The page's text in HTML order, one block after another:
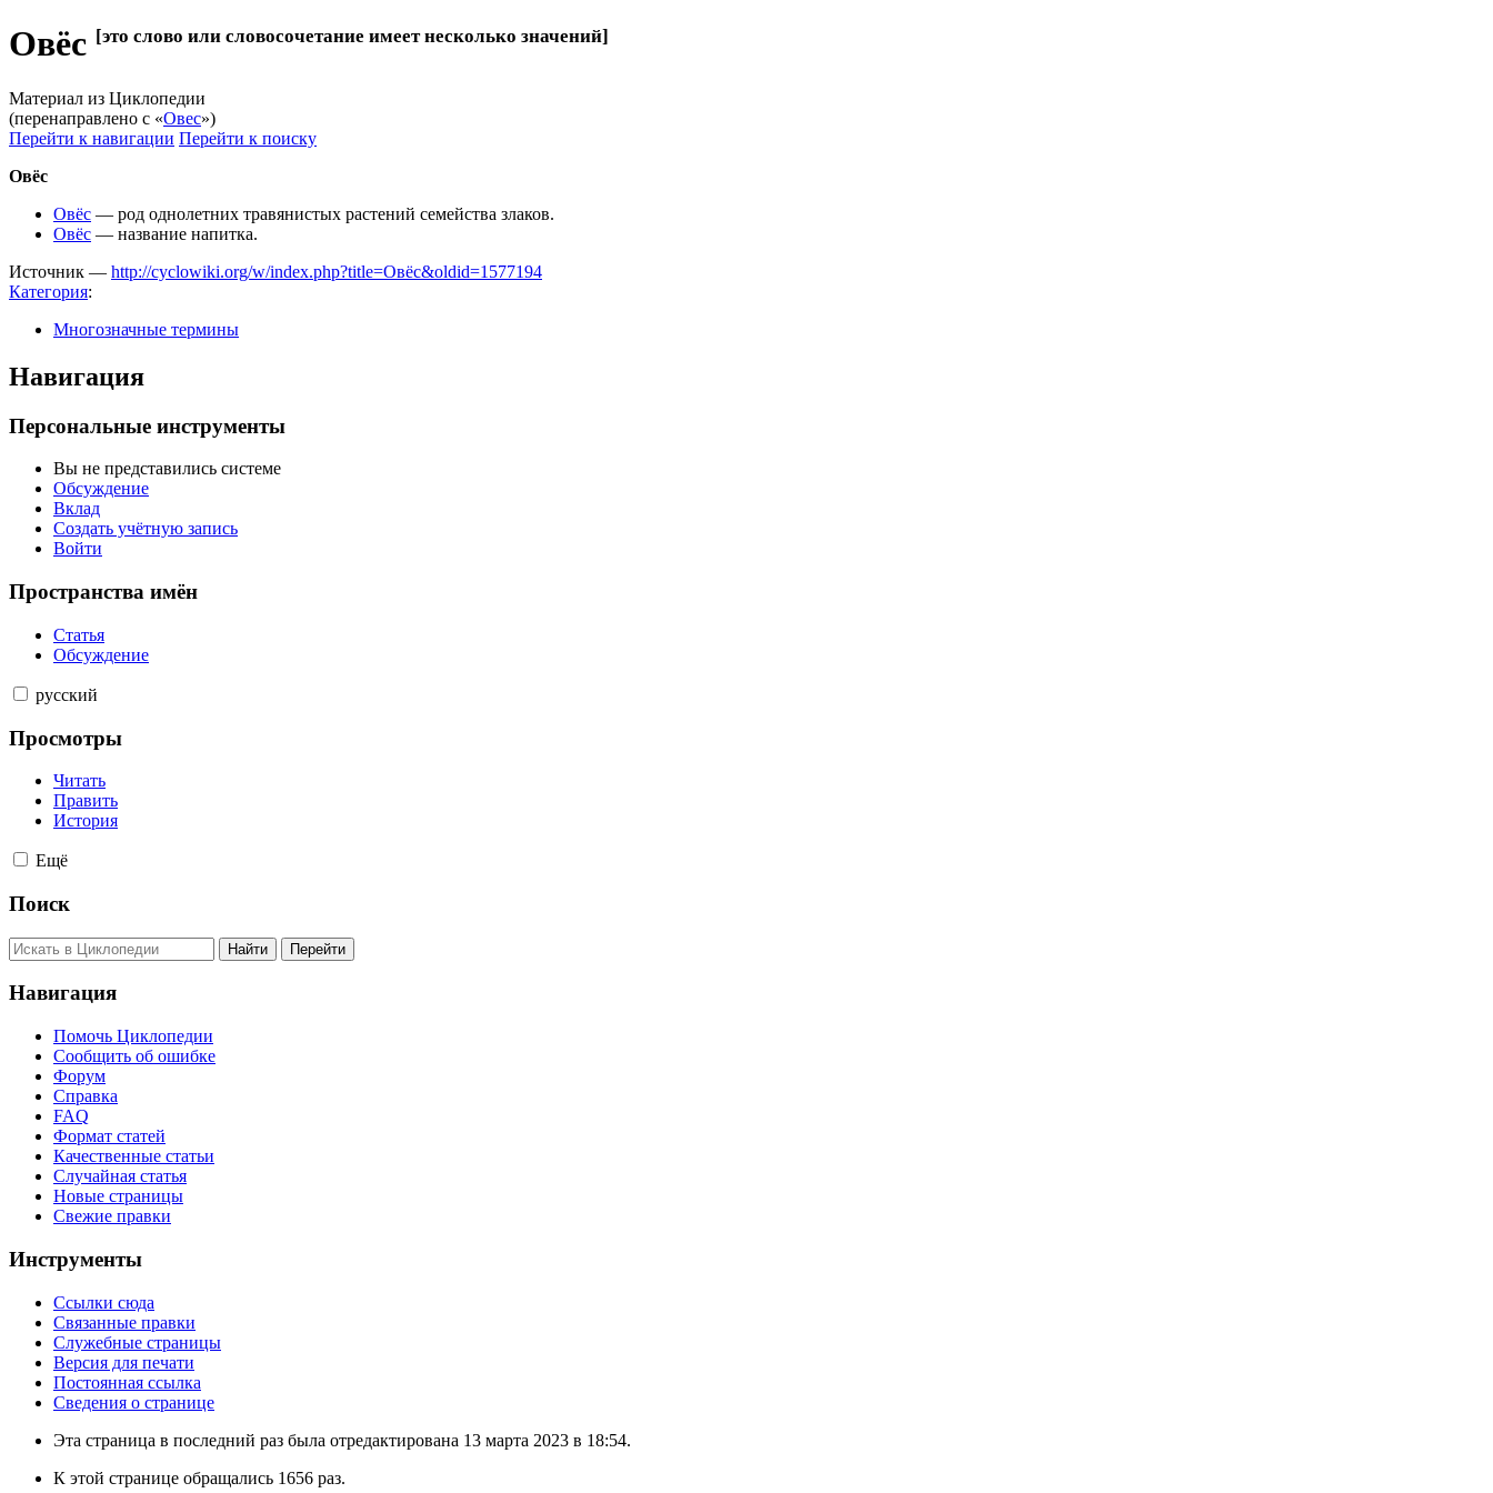
Овёс [это слово или словосочетание имеет несколько значений]
Материал из Циклопедии
(перенаправлено с «Овес»)
Перейти к навигации Перейти к поиску
Овёс
Овёс — род однолетних травянистых растений семейства злаков.
Овёс — название напитка.
Источник — http://cyclowiki.org/w/index.php?title=Овёс&oldid=1577194
Категория:
Многозначные термины
Навигация
Персональные инструменты
Вы не представились системе
Обсуждение
Вклад
Создать учётную запись
Войти
Пространства имён
Статья
Обсуждение
русский
Просмотры
Читать
Править
История
Ещё
Поиск
Навигация
Помочь Циклопедии
Сообщить об ошибке
Форум
Справка
FAQ
Формат статей
Качественные статьи
Случайная статья
Новые страницы
Свежие правки
Инструменты
Ссылки сюда
Связанные правки
Служебные страницы
Версия для печати
Постоянная ссылка
Сведения о странице
Эта страница в последний раз была отредактирована 13 марта 2023 в 18:54.
К этой странице обращались 1656 раз.